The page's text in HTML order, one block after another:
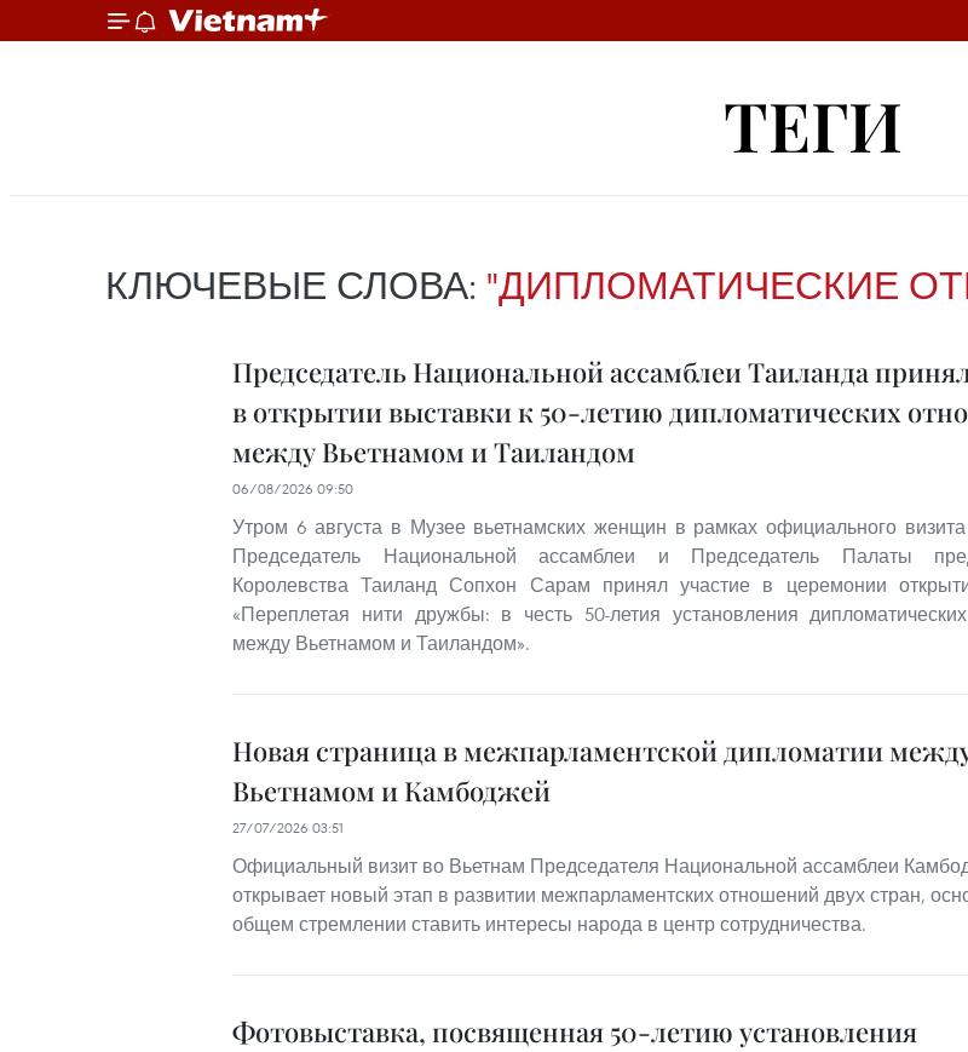
ТЕГИ
КЛЮЧЕВЫЕ СЛОВА: "ДИПЛОМАТИЧЕСКИЕ
Председатель Национальной ассамблеи Таиланда
в открытии выставки к 50-летию дипломатических
между Вьетнамом и Таиландом
06/08/2026 09:50
Утром 6 августа в Музее вьетнамских женщин в рамках официального
Председатель Национальной ассамблеи и Председатель Палаты
Королевства Таиланд Сопхон Сарам принял участие в церемонии
«Переплетая нити дружбы: в честь 50-летия установления
между Вьетнамом и Таиландом».
Новая страница в межпарламентской дипломатии
Вьетнамом и Камбоджей
27/07/2026 03:51
Официальный визит во Вьетнам Председателя Национальной ассамблеи
открывает новый этап в развитии межпарламентских отношений двух стран,
общем стремлении ставить интересы народа в центр сотрудничества.
Фотовыставка, посвященная 50-летию установления